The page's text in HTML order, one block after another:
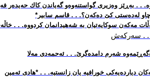
. . به‌ڕێز وه‌زیری گواستنه‌وه‌و گه‌یاندن كاك
چاو له‌ده‌ستی كێ ده‌كه‌ن؟. . . قاسم سابیر*
مه‌كه‌ن سوكایه‌تیان به‌ شه‌هیدانمان كردووه‌. . .
. . سه‌رکه‌ش
شه‌رم دامده‌گرێ. . . ئه‌حمه‌دی مه‌لا
دیارده‌یه‌كی خورافیه‌ یان زانستیه‌. . . *هادی ئه‌مین